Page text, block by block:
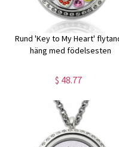
Rund 'Key to My Heart'
häng med födelsesten
$ 48.77